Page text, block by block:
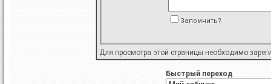
Запомнить?
Для просмотра этой страницы необходимо
Быстрый переход